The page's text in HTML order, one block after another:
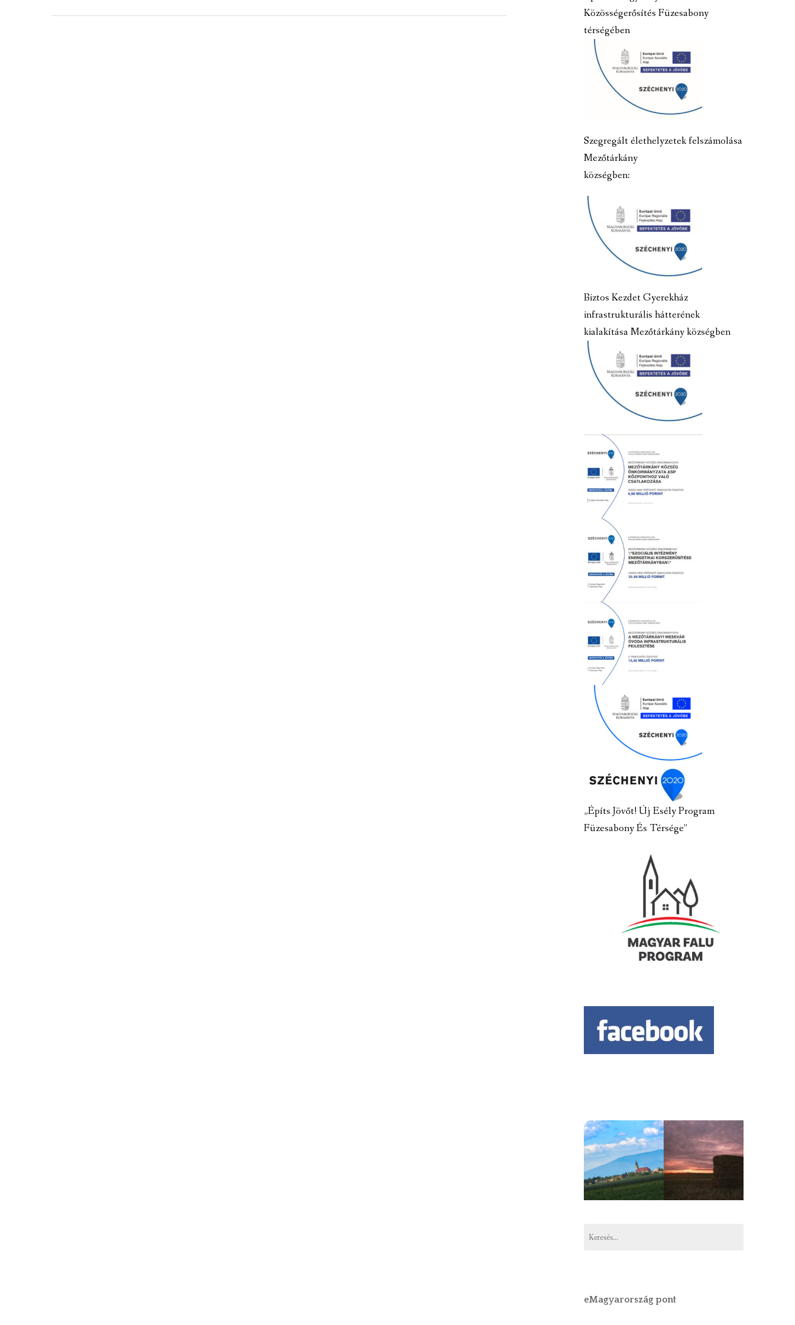
Közösségerősítés Füzesabony
térségében
Szegregált élethelyzetek felszámolása
Mezőtárkány
községben:
Biztos Kezdet Gyerekház
infrastrukturális hátterének
kialakítása Mezőtárkány községben
„Építs Jövőt! Új Esély Program
Füzesabony És Térsége”
eMagyarország pont